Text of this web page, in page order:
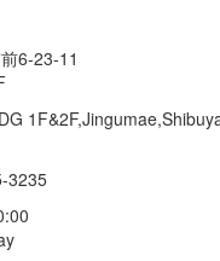
6-23-11
3235